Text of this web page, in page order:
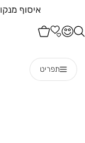
איסוף
תפריט